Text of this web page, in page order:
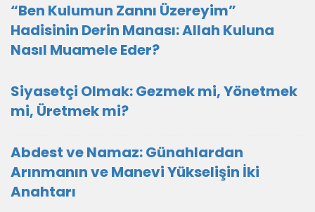
“Ben Kulumun Zannı Üzereyim”
Hadisinin Derin Manası: Allah Kuluna
Nasıl Muamele Eder?
Siyasetçi Olmak: Gezmek mi, Yönetmek
mi, Üretmek mi?
Abdest ve Namaz: Günahlardan
Arınmanın ve Manevi Yükselişin İki
Anahtarı